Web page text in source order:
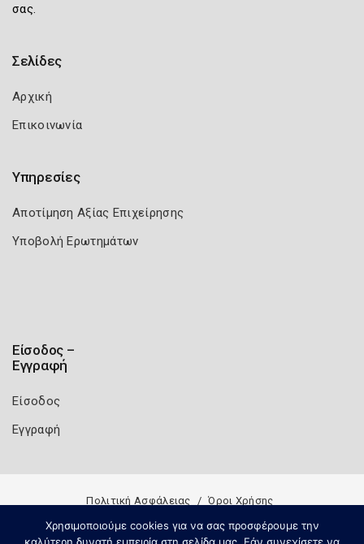
σας.
Σελίδες
Αρχική
Επικοινωνία
Υπηρεσίες
Αποτίμηση Αξίας Επιχείρησης
Υποβολή Ερωτημάτων
Είσοδος –
Εγγραφή
Είσοδος
Εγγραφή
Πολιτική Ασφάλειας Όροι Χρήσης
Χρησιμοποιούμε cookies για να σας προσφέρουμε την
Copyright 2026 Knowledge A.E.